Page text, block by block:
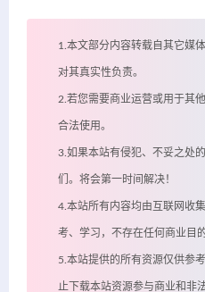
1.本文部分内容转载自其它媒
对其真实性负责。
2.若您需要商业运营或用于其
合法使用。
3.如果本站有侵犯、不妥之处
们。将会第一时间解决！
4.本站所有内容均由互联网收
考、学习，不存在任何商业目
5.本站提供的所有资源仅供参
止下载本站资源参与商业和非